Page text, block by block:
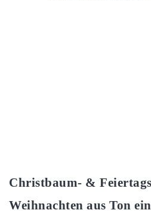
Christbaum- &
Weihnachten aus Ton